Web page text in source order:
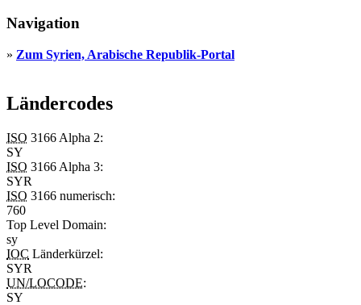
Navigation
» Zum Syrien, Arabische Republik-Portal
Ländercodes
ISO 3166 Alpha 2:
SY
ISO 3166 Alpha 3:
SYR
ISO 3166 numerisch:
760
Top Level Domain:
sy
IOC Länderkürzel:
SYR
UN/LOCODE:
SY